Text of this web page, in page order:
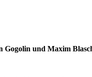
Gogolin und Maxim